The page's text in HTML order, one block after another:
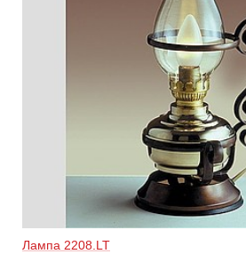
Лампа 2208.LT